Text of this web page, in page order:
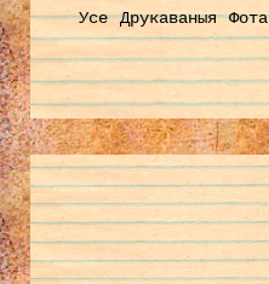
Усе Друкаваныя Фота